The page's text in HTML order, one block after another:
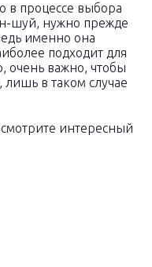
в процессе выбора
шуй, нужно прежде
именно она
подходит для
очень важно, чтобы
в таком случае
интересный